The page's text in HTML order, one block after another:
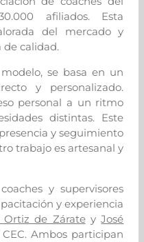
afiliados. Esta
del mercado y
calidad.
se basa en un
y personalizado.
personal a un ritmo
distintas. Este
y seguimiento
trabajo es artesanal y
y supervisores
y experiencia
Ortiz de ZárateyJosé
CEC. Ambos participan